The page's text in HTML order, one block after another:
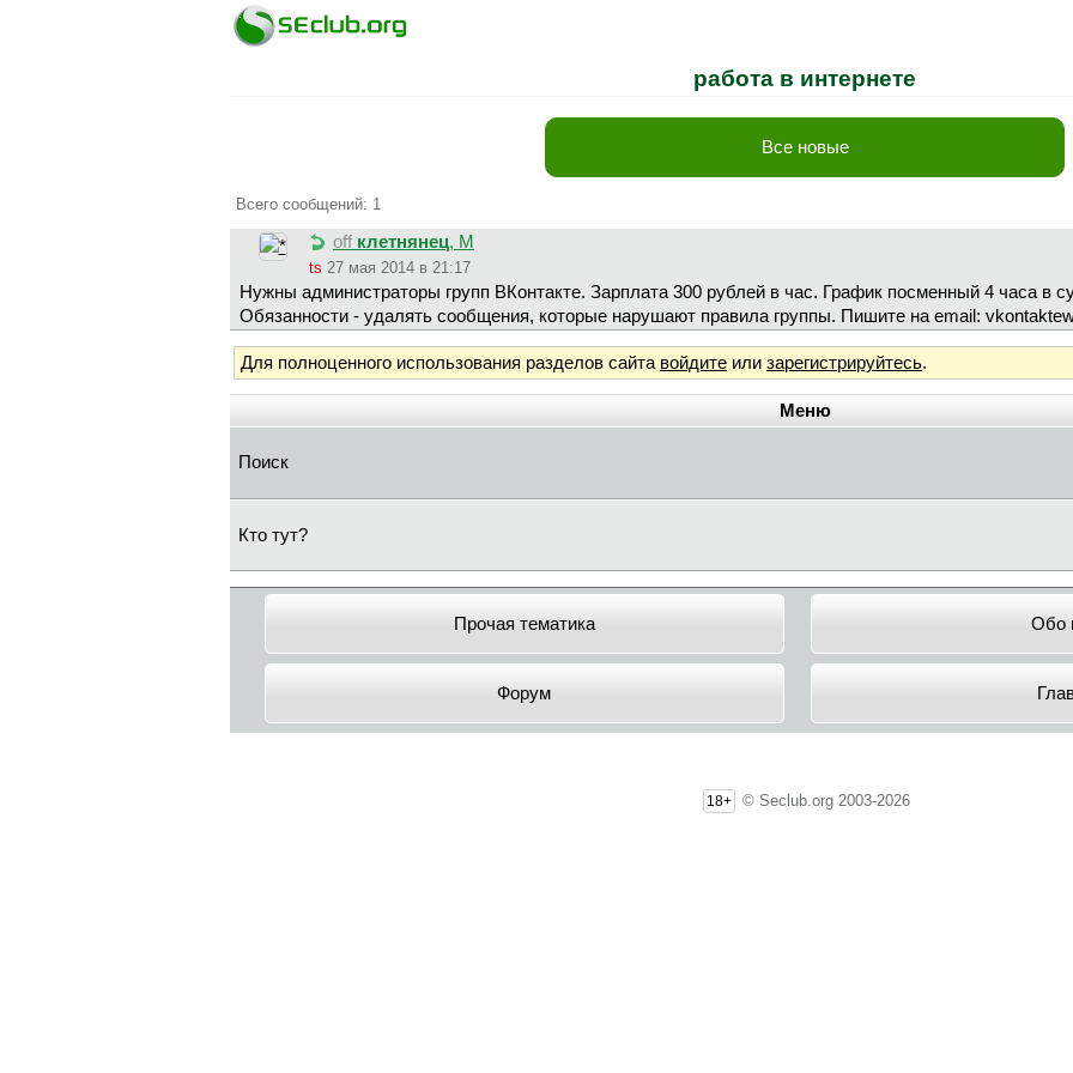
работа в интернете
Все новые
Всего сообщений: 1
off клетнянец, М
ts 27 мая 2014 в 21:17
Нужны администраторы групп ВКонтакте. Зарплата 300 рублей в час. График посменный 4 часа в
Обязанности - удалять сообщения, которые нарушают правила группы. Пишите на email:
Для полноценного использования разделов сайта войдите или зарегистрируйтесь.
Меню
Поиск
Кто тут?
Прочая тематика Обо
Форум
18+ © Seclub.org 2003-2026